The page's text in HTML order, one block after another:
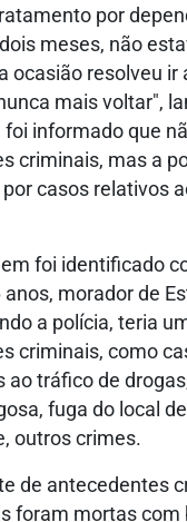
por
meses, não
ocasião resolveu ir
mais voltar",
foi informado que
criminais, mas a
casos relativos
foi identificado
anos, morador de
a polícia, teria
criminais, como
ao tráfico de
fuga do local
outros crimes.
de antecedentes
foram mortas com